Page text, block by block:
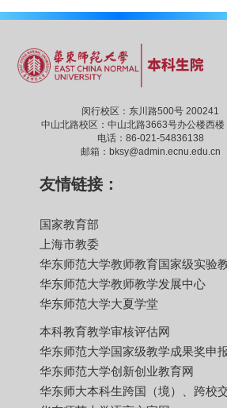
闵行校区：东川路500号 200241
中山北路校区：中山北路3663号办公楼西
电话：86-021-54836138
邮箱：bksy@admin.ecnu.edu.cn
友情链接：
国家教育部
上海市教委
华东师范大学教师教育国家级实验
华东师范大学教师教学发展中心
华东师范大学大夏学堂
本科教育教学审核评估网
华东师范大学国家级教学成果奖申
华东师范大学创新创业教育网
华东师大本科生跨国（境）、跨校